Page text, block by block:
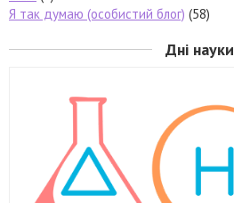
Я так думаю (особистий блог) (58)
Дні науки